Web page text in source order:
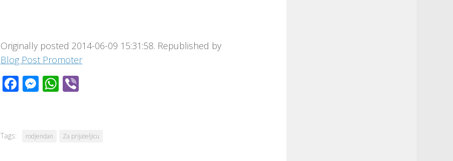
Originally posted 2014-06-09 15:31:58. Republished by
Blog Post Promoter
Facebook
Messenger
WhatsApp
Tags: rodjendan Za prijateljicu